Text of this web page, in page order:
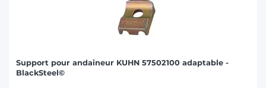
Support pour andaineur KUHN 57502100 adaptable -
BlackSteel©